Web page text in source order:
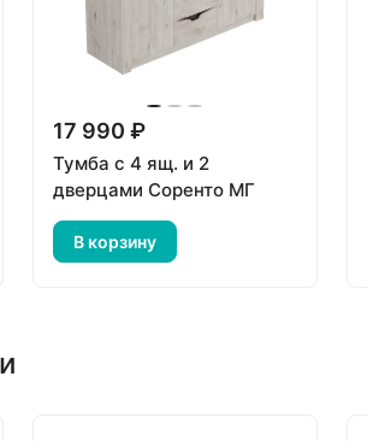
17 990 ₽
Тумба с 4 ящ. и 2
дверцами Соренто МГ
В корзину